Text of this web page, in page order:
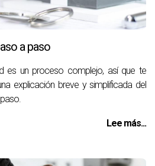
a paso
es un proceso complejo, así que te
explicación breve y simplificada del
Lee más...